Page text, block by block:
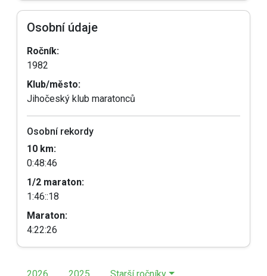
Osobní údaje
Ročník:
1982
Klub/město:
Jihočeský klub maratonců
Osobní rekordy
10 km:
0:48:46
1/2 maraton:
1:46::18
Maraton:
4:22:26